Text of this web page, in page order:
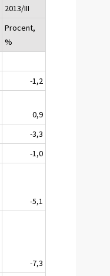
2013/III
Procent,
%
-1,2
0,9
-3,3
-1,0
-5,1
-7,3